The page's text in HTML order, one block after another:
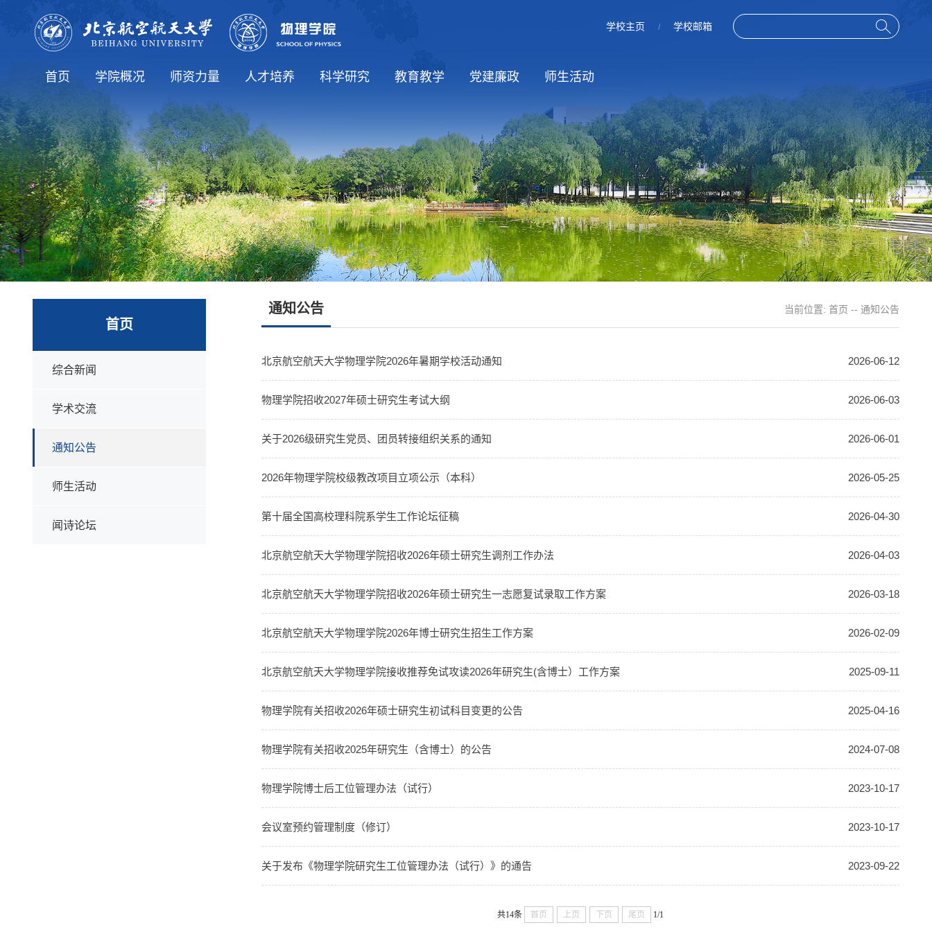
学校主页 / 学校邮箱
首页 学院概况
学院简介
院长致辞
历史沿革
学院领导
学院机构
师资力量
师资队伍
博士生导师
教师列表
党政办公室
学生工作办公室
人才培养 科学研究 教育教学 党建廉政 师生活动
首页
综合新闻
学术交流
通知公告
师生活动
闻诗论坛
通知公告 当前位置: 首页 -- 通知公告
北京航空航天大学物理学院2026年暑期学校活动通知 2026-06-12
物理学院招收2027年硕士研究生考试大纲 2026-06-03
关于2026级研究生党员、团员转接组织关系的通知 2026-06-01
2026年物理学院校级教改项目立项公示（本科） 2026-05-25
第十届全国高校理科院系学生工作论坛征稿 2026-04-30
北京航空航天大学物理学院招收2026年硕士研究生调剂工作办法 2026-04-03
北京航空航天大学物理学院招收2026年硕士研究生一志愿复试录取工作方案 2026-03-18
北京航空航天大学物理学院2026年博士研究生招生工作方案 2026-02-09
北京航空航天大学物理学院接收推荐免试攻读2026年研究生(含博士）工作方案 2025-09-11
物理学院有关招收2026年硕士研究生初试科目变更的公告 2025-04-16
物理学院有关招收2025年研究生（含博士）的公告 2024-07-08
物理学院博士后工位管理办法（试行） 2023-10-17
会议室预约管理制度（修订） 2023-10-17
关于发布《物理学院研究生工位管理办法（试行）》的通告 2023-09-22
共14条 首页 上页 下页 尾页 1/1